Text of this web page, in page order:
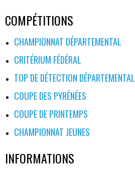
COMPÉTITIONS
CHAMPIONNAT DÉPARTEMENTAL
CRITÉRIUM FÉDÉRAL
TOP DE DÉTECTION DÉPARTEMENTAL
COUPE DES PYRÉNÉES
COUPE DE PRINTEMPS
CHAMPIONNAT JEUNES
INFORMATIONS